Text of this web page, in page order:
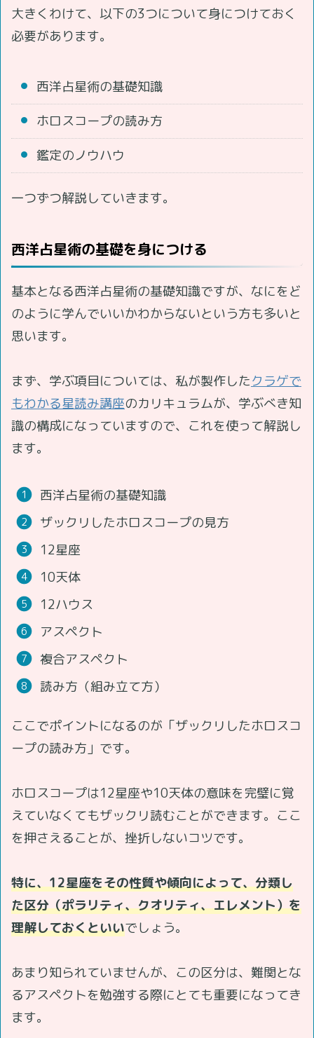
大きくわけて、以下の3つについて身につけておく
必要があります。
西洋占星術の基礎知識
ホロスコープの読み方
鑑定のノウハウ
一つずつ解説していきます。
西洋占星術の基礎を身につける
基本となる西洋占星術の基礎知識ですが、なにをど
のように学んでいいかわからないという方も多いと
思います。
まず、学ぶ項目については、私が製作したクラゲで
もわかる星読み講座のカリキュラムが、学ぶべき知
識の構成になっていますので、これを使って解説し
ます。
西洋占星術の基礎知識
ザックリしたホロスコープの見方
12星座
10天体
12ハウス
アスペクト
複合アスペクト
読み方（組み立て方）
ここでポイントになるのが「ザックリしたホロスコ
ープの読み方」です。
ホロスコープは12星座や10天体の意味を完璧に覚
えていなくてもザックリ読むことができます。ここ
を押さえることが、挫折しないコツです。
特に、12星座をその性質や傾向によって、分類し
た区分（ポラリティ、クオリティ、エレメント）を
理解しておくといいでしょう。
あまり知られていませんが、この区分は、難関とな
るアスペクトを勉強する際にとても重要になってき
ます。